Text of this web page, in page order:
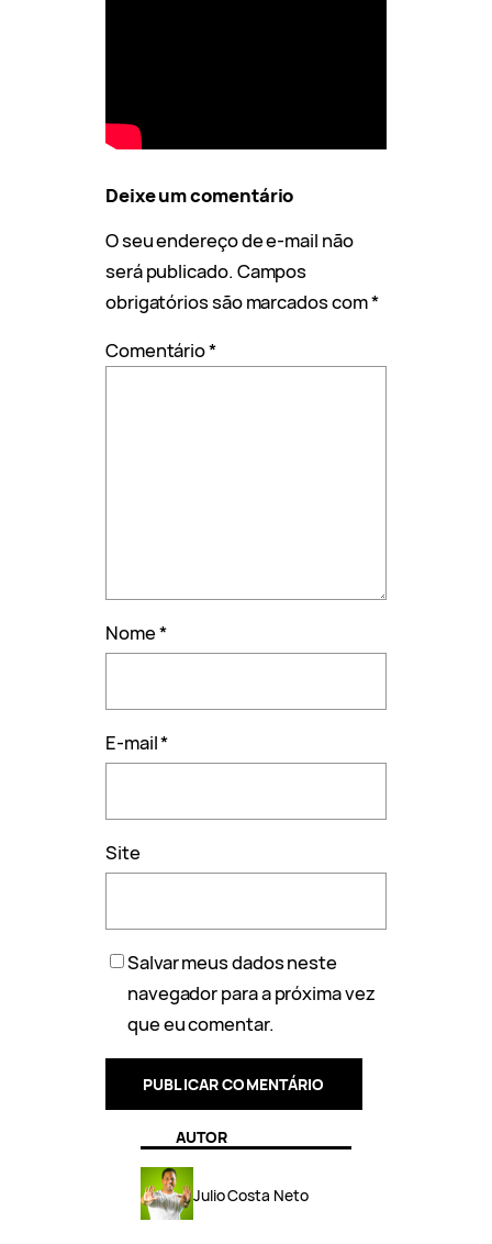
Deixe um comentário
O seu endereço de e-mail não
será publicado. Campos
obrigatórios são marcados com*
Comentário*
Nome*
E-mail*
Site
Salvar meus dados neste
navegador para a próxima vez
que eu comentar.
AUTOR
Julio Costa Neto